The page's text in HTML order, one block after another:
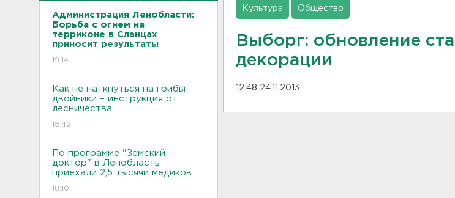
Администрация Ленобласти:
Борьба с огнем на
терриконе в Сланцах
приносит результаты
19:14
Как не наткнуться на грибы-
двойники – инструкция от
лесничества
18:42
По программе "Земский
доктор" в Ленобласть
приехали 2,5 тысячи медиков
18:10
Культура Общество
Выборг: обновление
декорации
12:48 24.11.2013